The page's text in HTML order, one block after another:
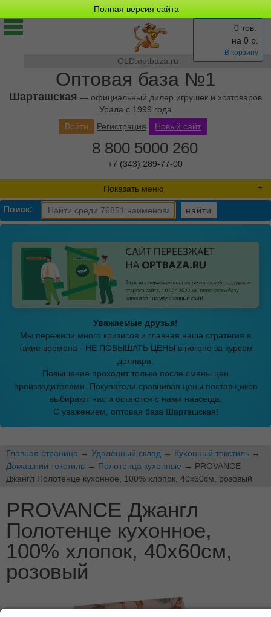
Полная версия сайта
OLD.optbaza.ru
Оптовая база №1
Шарташская — официальный дилер игрушек и хозтоваров
Урала с 1999 года
0 тов.
на 0 р.
В корзину
Войти Регистрация Новый сайт
8 800 5000 260
+7 (343) 289-77-00
Показать меню
Поиск: найти
Уважаемые друзья!
Мы пережили много кризисов и главная наша стратегия в
такие времена - НЕ ПОВЫШАТЬ ЦЕНЫ в погоне за курсом
доллара.
Повышение проходит только после смены цен
производителями. Покупатели сравнивая цены поставщиков
выбирают нас и остаются с нами навсегда.
С уважением, оптовая база Шарташская!
Главная страница → Удалённый склад → Кухонный текстиль →
Домашний текстиль → Полотенца кухонные → PROVANCE
Джангл Полотенце кухонное, 100% хлопок, 40х60см, розовый
PROVANCE Джангл
Полотенце кухонное,
100% хлопок, 40х60см,
розовый